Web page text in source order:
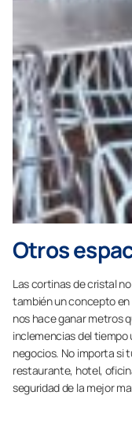
Otros
Las cortinas de cristal
también un concepto
nos hace ganar metros
inclemencias del
negocios. No importa si
restaurante, hotel,
seguridad de la mejor